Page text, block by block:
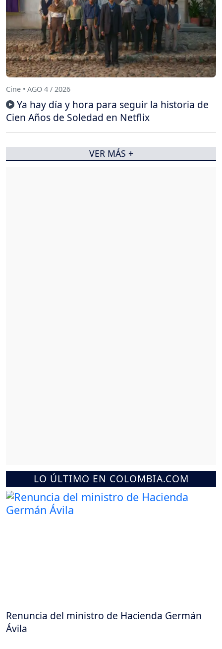
LO ÚLTIMO EN COLOMBIA.COM
Renuncia del ministro de Hacienda Germán
Ávila
Cine • AGO 4 / 2026
Ya hay día y hora para seguir la historia de
Cien Años de Soledad en Netflix
VER MÁS +